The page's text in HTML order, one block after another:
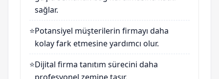
sağlar.
⭐Potansiyel müşterilerin firmayı daha
kolay fark etmesine yardımcı olur.
⭐Dijital firma tanıtım sürecini daha